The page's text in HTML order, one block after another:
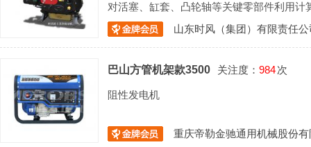
对活塞、缸套、凸轮轴等关键零部件利用
时三年时间自主开发了环保单缸发动机。
山东时风（集团）有限责任公
巴山方管机架款3500 关注度： 984次
阻性发电机
重庆帝勒金驰通用机械股份